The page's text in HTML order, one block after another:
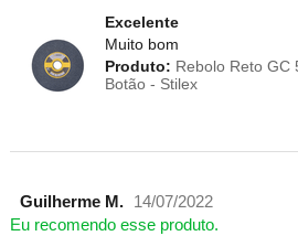
Excelente
Muito bom
Produto: Rebolo Reto GC
Botão - Stilex
Guilherme M.
14/07/2022
Eu recomendo esse produto.